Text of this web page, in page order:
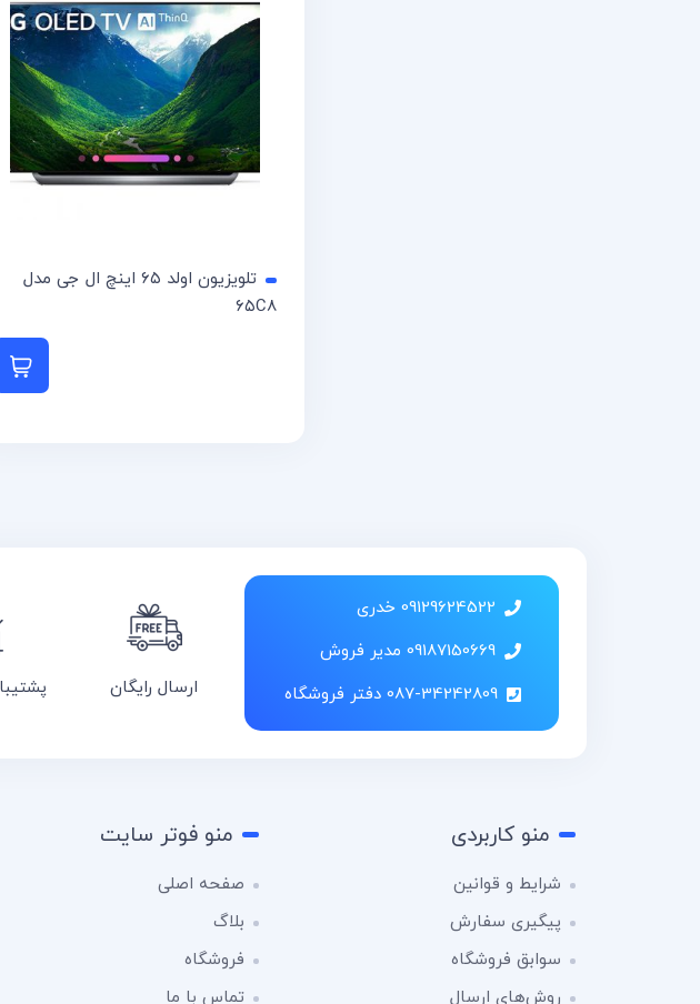
تلویزیون اولد ۶۵ اینچ ال جی مدل
۶۵C8
09129624522 خدری
09187150669 مدیر فروش
087-34242809 دفتر فروشگاه
ارسال رایگان پشتیبانی
منو کاربردی
شرایط و قوانین
پیگیری سفارش
سوابق فروشگاه
روش‌های ارسال
منو فوتر سایت
صفحه اصلی
بلاگ
فروشگاه
تماس با ما